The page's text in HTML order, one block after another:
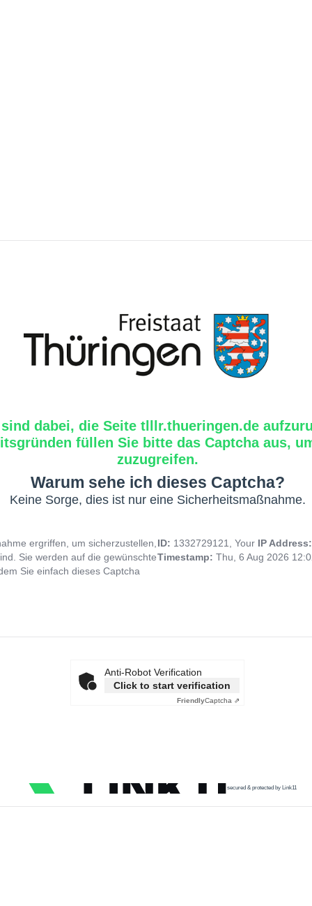
dabei, die Seite tlllr.thueringen.de
füllen Sie bitte das Captcha aus,
zuzugreifen.
Warum sehe ich dieses Captcha?
Keine Sorge, dies ist nur eine Sicherheitsmaßnahme.
ergriffen, um sicherzustellen,
Sie werden auf die gewünschte
Sie einfach dieses Captcha
ID: 1332729121, Your IP
Timestamp: Thu, 6 Aug 2026
Anti-Robot Verification
Click to start verification
FriendlyCaptcha ⇗
secured & protected by Link11